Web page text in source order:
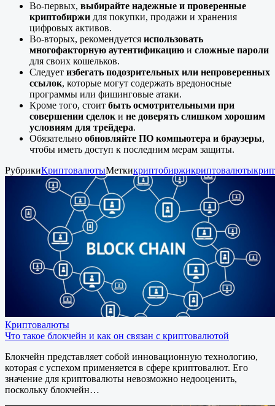
Во-первых, выбирайте надежные и проверенные
криптобиржи для покупки, продажи и хранения
цифровых активов.
Во-вторых, рекомендуется использовать
многофакторную аутентификацию и сложные пароли
для своих кошельков.
Следует избегать подозрительных или непроверенных
ссылок, которые могут содержать вредоносные
программы или фишинговые атаки.
Кроме того, стоит быть осмотрительными при
совершении сделоки не доверять слишком хорошим
условиям для трейдера.
Обязательно обновляйте ПО компьютера и браузеры,
чтобы иметь доступ к последним мерам защиты.
РубрикиКриптовалютыМеткикриптобиржикриптовалюты
Криптовалюты
Что такое блокчейн и как он связан с криптовалютой
Блокчейн представляет собой инновационную технологию,
которая с успехом применяется в сфере криптовалют. Его
значение для криптовалюты невозможно недооценить,
поскольку блокчейн…